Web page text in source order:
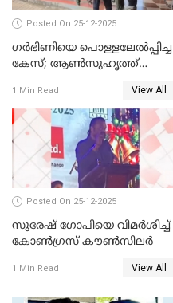
Posted On 25-12-2025
ഗര്‍ഭിണിയെ പൊള്ളലേല്‍പ്പിച്ച
കേസ്; ആണ്‍സുഹൃത്ത്
1 Min Read View All
Posted On 25-12-2025
സുരേഷ് ഗോപിയെ വിമര്‍ശിച്ച്
കോണ്‍ഗ്രസ് കൗണ്‍സിലര്‍
1 Min Read View All